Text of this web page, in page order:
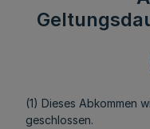
(1) Dieses Abkommen
geschlossen.